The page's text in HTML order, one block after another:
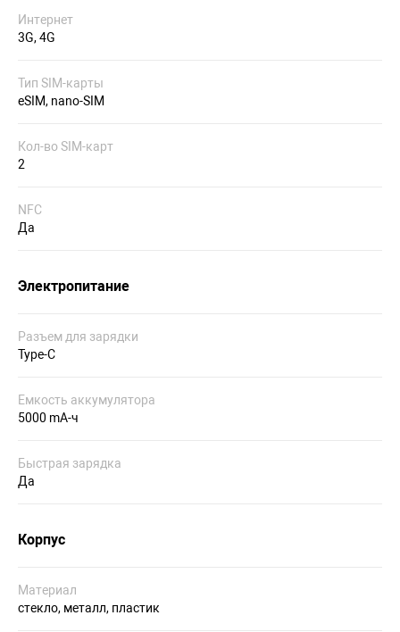
Интернет
3G, 4G
Тип SIM-карты
eSIM, nano-SIM
Кол-во SIM-карт
2
NFC
Да
Электропитание
Разъем для зарядки
Type-C
Емкость аккумулятора
5000 mA-ч
Быстрая зарядка
Да
Корпус
Материал
стекло, металл, пластик